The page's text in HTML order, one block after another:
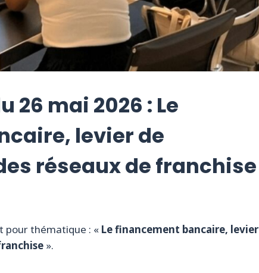
mai 2026 : Le
levier de
réseaux de franchise
pour thématique : « Le financement bancaire, levier
».